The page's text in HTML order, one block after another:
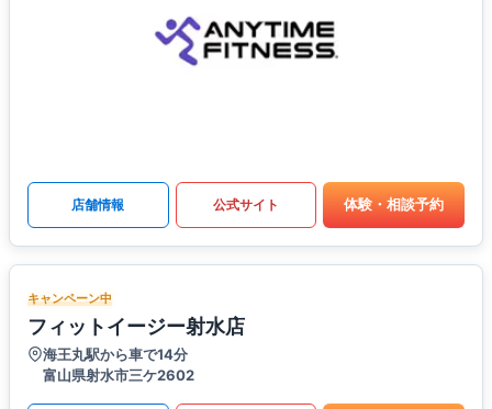
店舗情報 公式サイト 体験・相談予約
キャンペーン中
フィットイージー射水店
海王丸駅から車で14分
富山県射水市三ケ2602